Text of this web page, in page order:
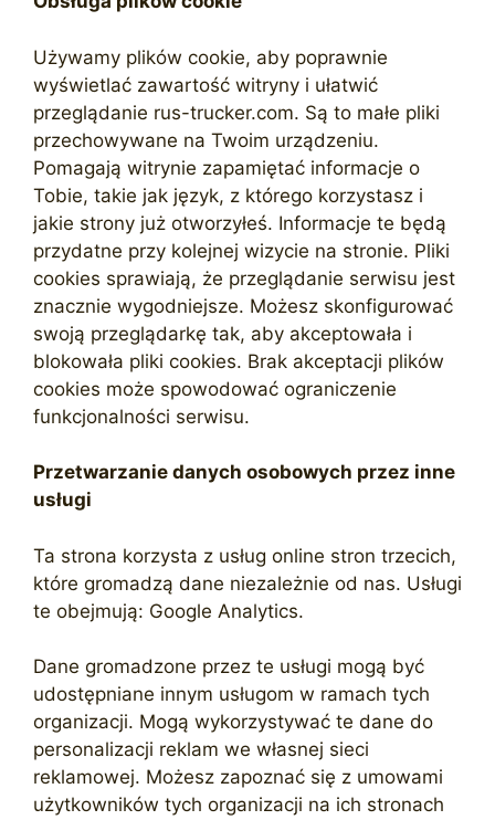
Używamy plików cookie, aby poprawnie
wyświetlać zawartość witryny i ułatwić
przeglądanie rus-trucker.com. Są to małe pliki
przechowywane na Twoim urządzeniu.
Pomagają witrynie zapamiętać informacje o
Tobie, takie jak język, z którego korzystasz i
jakie strony już otworzyłeś. Informacje te będą
przydatne przy kolejnej wizycie na stronie. Pliki
cookies sprawiają, że przeglądanie serwisu jest
znacznie wygodniejsze. Możesz skonfigurować
swoją przeglądarkę tak, aby akceptowała i
blokowała pliki cookies. Brak akceptacji plików
cookies może spowodować ograniczenie
funkcjonalności serwisu.
Przetwarzanie danych osobowych przez inne
usługi
Ta strona korzysta z usług online stron trzecich,
które gromadzą dane niezależnie od nas. Usługi
te obejmują: Google Analytics.
Dane gromadzone przez te usługi mogą być
udostępniane innym usługom w ramach tych
organizacji. Mogą wykorzystywać te dane do
personalizacji reklam we własnej sieci
reklamowej. Możesz zapoznać się z umowami
użytkowników tych organizacji na ich stronach